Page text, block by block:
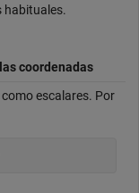
habituales.
coordenadas
escalares. Por